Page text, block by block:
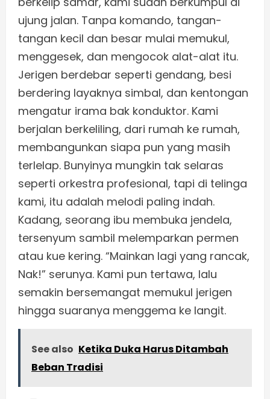
ujung jalan. Tanpa komando, tangan-
tangan kecil dan besar mulai memukul,
menggesek, dan mengocok alat-alat itu.
Jerigen berdebar seperti gendang, besi
berdering layaknya simbal, dan kentongan
mengatur irama bak konduktor. Kami
berjalan berkeliling, dari rumah ke rumah,
membangunkan siapa pun yang masih
terlelap. Bunyinya mungkin tak selaras
seperti orkestra profesional, tapi di telinga
kami, itu adalah melodi paling indah.
Kadang, seorang ibu membuka jendela,
tersenyum sambil melemparkan permen
atau kue kering. “Mainkan lagi yang rancak,
Nak!” serunya. Kami pun tertawa, lalu
semakin bersemangat memukul jerigen
hingga suaranya menggema ke langit.
See also Ketika Duka Harus Ditambah
Beban Tradisi